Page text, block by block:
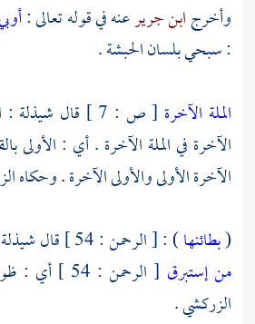
وأخرجابن جريرعنه في قوله تعالى :
: سبحي بلسانالحبشة.
الملة الآخرة [ ص : 7 ] قال شيذلة :
الآخرة في الملة الآخرة . أي : الأولى
الآخرة الأولى والأولى الآخرة . وحكاه
(بطائنها) : [ الرحمن : 54 ] قال شيذلة
من إستبرق [ الرحمن : 54 ] أي : ظواهرها بالقبطية وحكاه
الزركشي.